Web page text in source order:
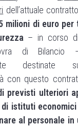
dell’attuale
milioni di euro
– in corso di
di Bilancio
destinate
con questo
previsti ulteriori
istituti economici
al personale in